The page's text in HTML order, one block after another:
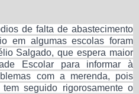
de falta de abastecimento
em algumas escolas foram
Salgado, que espera maior
Escolar para informar à
com a merenda, pois
seguido rigorosamente o